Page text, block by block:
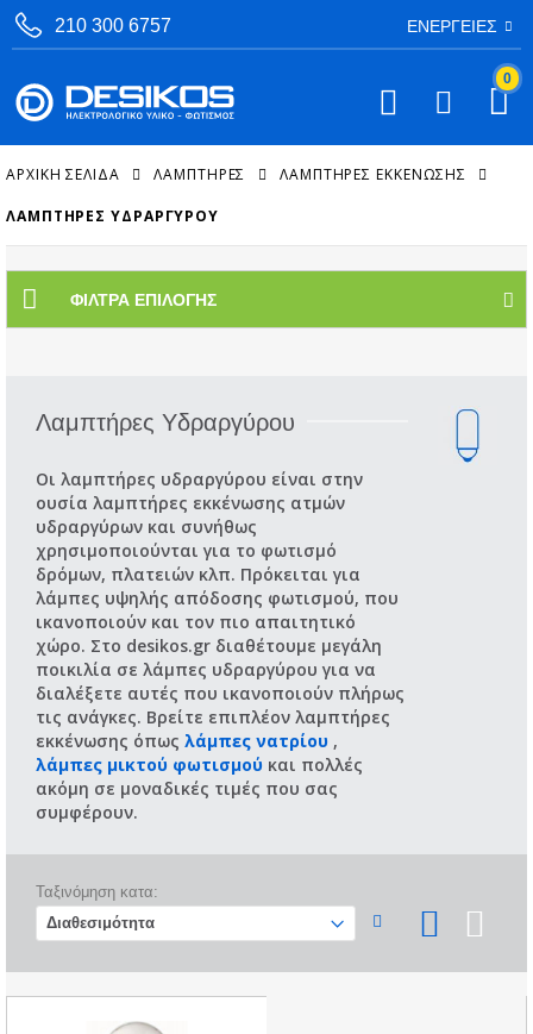
210 300 6757 ΕΝΈΡΓΕΙΕΣ
0
ΑΡΧΙΚΉ ΣΕΛΊΔΑ ΛΑΜΠΤΗΡΕΣ ΛΑΜΠΤΉΡΕΣ ΕΚΚΈΝΩΣΗΣ
ΛΑΜΠΤΉΡΕΣ ΥΔΡΑΡΓΎΡΟΥ
ΦΊΛΤΡΑ ΕΠΙΛΟΓΉΣ
Λαμπτήρες Υδραργύρου
Οι λαμπτήρες υδραργύρου είναι στην
ουσία λαμπτήρες εκκένωσης ατμών
υδραργύρων και συνήθως
χρησιμοποιούνται για το φωτισμό
δρόμων, πλατειών κλπ. Πρόκειται για
λάμπες υψηλής απόδοσης φωτισμού, που
ικανοποιούν και τον πιο απαιτητικό
χώρο. Στο desikos.gr διαθέτουμε μεγάλη
ποικιλία σε λάμπες υδραργύρου για να
διαλέξετε αυτές που ικανοποιούν πλήρως
τις ανάγκες. Βρείτε επιπλέον λαμπτήρες
εκκένωσης όπως λάμπες νατρίου ,
λάμπες μικτού φωτισμού και πολλές
ακόμη σε μοναδικές τιμές που σας
συμφέρουν.
Ταξινόμηση κατα: